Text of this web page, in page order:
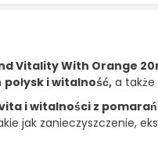
Vitality With Orange
połysk i witalność, a także
i witalności z
jak zanieczyszczenie,